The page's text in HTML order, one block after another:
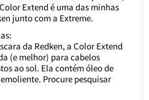
Extend é uma das minhas
junto com a Extreme.
da Redken, a Color Extend
(e melhor) para cabelos
ao sol. Ela contém óleo de
Procure pesquisar